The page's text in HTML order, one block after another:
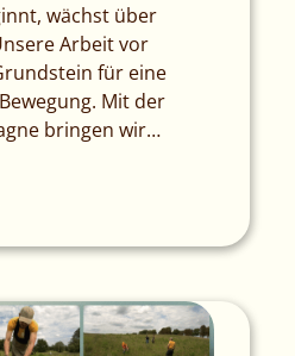
wächst über
Arbeit vor
für eine
Mit der
bringen wir…